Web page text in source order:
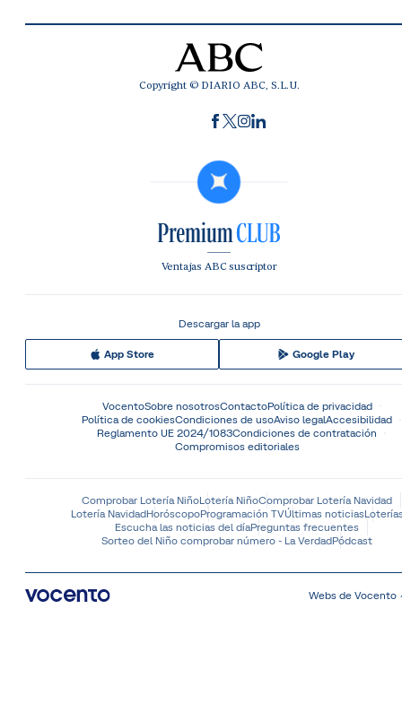
Copyright © DIARIO ABC, S.L.U.
Ventajas ABC suscriptor
Descargar la app
App Store Google Play
VocentoSobre nosotrosContactoPolítica de privacidad
Política de cookiesCondiciones de usoAviso legalAccesibilidad
Reglamento UE 2024/1083Condiciones de contratación
Compromisos editoriales
Comprobar Lotería NiñoLotería NiñoComprobar Lotería Navidad
Lotería NavidadHoróscopoProgramación TVÚltimas noticias
Escucha las noticias del díaPreguntas frecuentes
Sorteo del Niño comprobar número - La VerdadPódcast
Webs de Vocento